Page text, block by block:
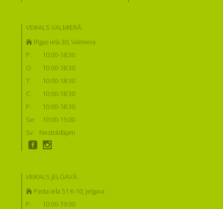
VEIKALS VALMIERĀ:
Rīgas iela 30, Valmiera
P:
10:00-18:30
O:
10:00-18:30
T:
10:00-18:30
C:
10:00-18:30
P:
10:00-18:30
Se:
10:00-15:00
Sv:
Nestrādājam
VEIKALS JELGAVĀ:
Pasta iela 51 K-10, Jelgava
P:
10:00-19:00